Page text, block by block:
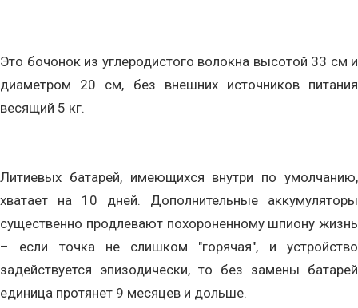
Это бочонок из углеродистого волокна высотой 33 см и
диаметром 20 см, без внешних источников питания
весящий 5 кг.
Литиевых батарей, имеющихся внутри по умолчанию,
хватает на 10 дней. Дополнительные аккумуляторы
существенно продлевают похороненному шпиону жизнь
– если точка не слишком "горячая", и устройство
задействуется эпизодически, то без замены батарей
единица протянет 9 месяцев и дольше.